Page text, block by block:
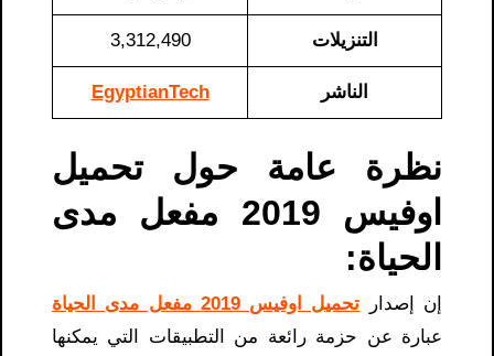
التنزيلات 3,312,490
الناشر EgyptianTech
نظرة عامة حول تحميل
اوفيس 2019 مفعل مدى
الحياة:
إن إصدار تحميل اوفيس 2019 مفعل مدى الحياة
عبارة عن حزمة رائعة من التطبيقات التي يمكنها